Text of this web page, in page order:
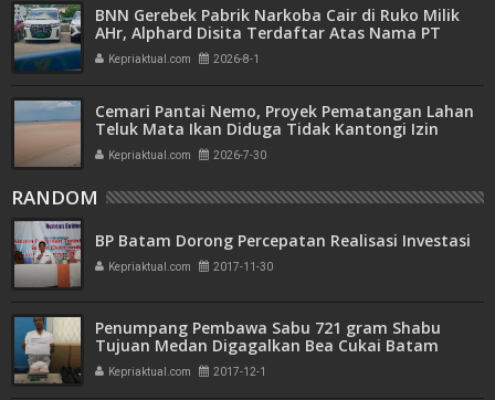
BNN Gerebek Pabrik Narkoba Cair di Ruko Milik
AHr, Alphard Disita Terdaftar Atas Nama PT
Mitra Usaha Properti
Kepriaktual.com 2026-8-1
Cemari Pantai Nemo, Proyek Pematangan Lahan
Teluk Mata Ikan Diduga Tidak Kantongi Izin
Amdal
Kepriaktual.com 2026-7-30
RANDOM
BP Batam Dorong Percepatan Realisasi Investasi
Kepriaktual.com 2017-11-30
Penumpang Pembawa Sabu 721 gram Shabu
Tujuan Medan Digagalkan Bea Cukai Batam
Kepriaktual.com 2017-12-1